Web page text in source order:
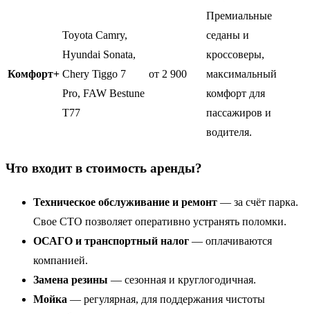
Комфорт+
Toyota Camry,
Hyundai Sonata,
Chery Tiggo 7
Pro, FAW Bestune
T77
от 2 900
Премиальные
седаны и
кроссоверы,
максимальный
комфорт для
пассажиров и
водителя.
Что входит в стоимость аренды?
Техническое обслуживание и ремонт — за счёт парка.
Свое СТО позволяет оперативно устранять поломки.
ОСАГО и транспортный налог — оплачиваются
компанией.
Замена резины — сезонная и круглогодичная.
Мойка — регулярная, для поддержания чистоты